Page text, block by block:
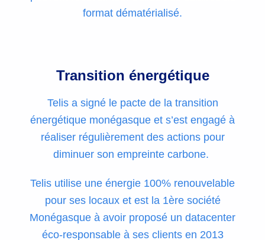
format dématérialisé.
Transition énergétique
Telis a signé le pacte de la transition
énergétique monégasque et s’est engagé à
réaliser régulièrement des actions pour
diminuer son empreinte carbone.
Telis utilise une énergie 100% renouvelable
pour ses locaux et est la 1ère société
Monégasque à avoir proposé un datacenter
éco-responsable à ses clients en 2013